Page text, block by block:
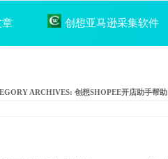
章 创想亚马逊采集软件
ARCHIVES: 创想SHOPEE开店助手帮助